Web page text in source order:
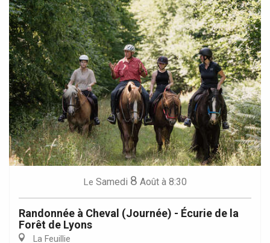
Le Samedi 8 Août à 8:30
Randonnée à Cheval (Journée) - Écurie de la
Forêt de Lyons
La Feuillie